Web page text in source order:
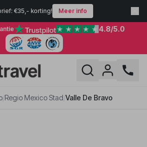
€35,- korting! Meer info
4.8/5.0
/Regio Mexico Stad/Valle De Bravo